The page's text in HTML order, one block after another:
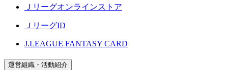
Ｊリーグオンラインストア
ＪリーグID
J.LEAGUE FANTASY CARD
運営組織・活動紹介